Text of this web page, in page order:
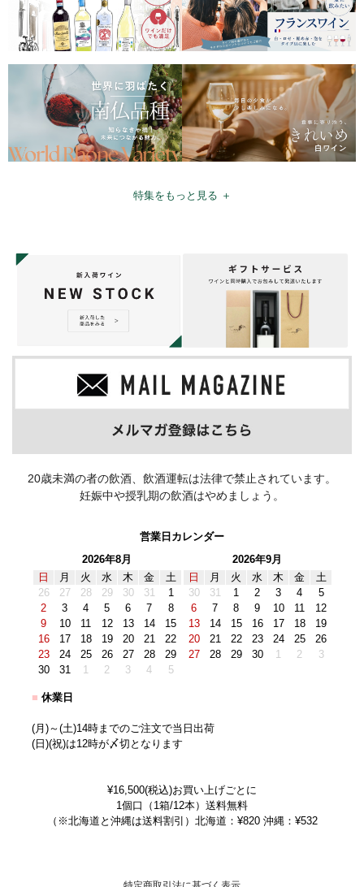
特集をもっと見る ＋
20歳未満の者の飲酒、飲酒運転は法律で禁止されています。
妊娠中や授乳期の飲酒はやめましょう。
営業日カレンダー
2026年8月
日
月 火 水 木 金
土
26
27 28 29 30 31
1
2
3 4 5 6 7
8
9
10 11 12 13 14
15
16
17 18 19 20 21
22
23
24 25 26 27 28
29
30
31 1 2 3 4 5
2026年9月
日
月 火 水 木 金
土
30
31 1 2 3 4
5
6
7 8 9 10 11
12
13
14 15 16 17 18
19
20
21 22 23 24 25
26
27
28 29 30 1 2 3
■ 休業日
(月)～(土)14時までのご注文で当日出荷
(日)(祝)は12時が〆切となります
¥16,500(税込)お買い上げごとに
1個口（1箱/12本）送料無料
（※北海道と沖縄は送料割引）北海道：¥820 沖縄：¥532